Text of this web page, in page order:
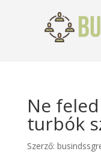
Ne
turbók
Szerző: